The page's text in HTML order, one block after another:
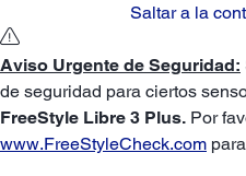
Saltar a la
Aviso Urgente de Seguridad:
de seguridad para ciertos
FreeStyle Libre 3 Plus. Por
www.FreeStyleCheck.com